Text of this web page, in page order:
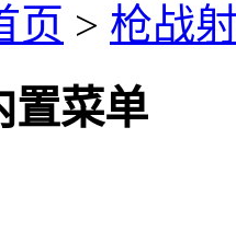
页 > 枪战
置菜单